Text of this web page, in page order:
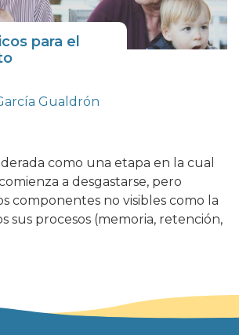
para el
Gualdrón
como una etapa en la cual
a desgastarse, pero
componentes no visibles como la
sus procesos (memoria, retención,